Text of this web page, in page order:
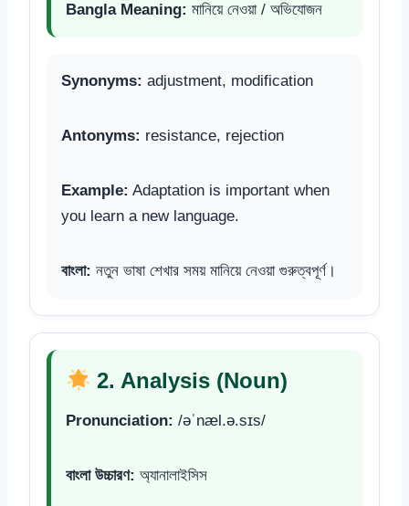
Bangla Meaning: মানিয়ে নেওয়া / অভিযোজন
Synonyms: adjustment, modification
Antonyms: resistance, rejection
Example: Adaptation is important when
you learn a new language.
বাংলা: নতুন ভাষা শেখার সময় মানিয়ে নেওয়া গুরুত্বপূর্ণ।
2. Analysis (Noun)
Pronunciation: /əˈnæl.ə.sɪs/
বাংলা উচ্চারণ: অ্যানালাইসিস